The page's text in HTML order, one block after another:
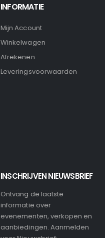
INFORMATIE
Mijn Account
Winkelwagen
Afrekenen
Leveringsvoorwaarden
INSCHRIJVEN NIEUWSBRIEF
Ontvang de laatste
informatie over
evenementen, verkopen en
aanbiedingen. Aanmelden